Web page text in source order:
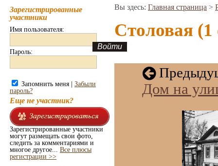
Зарегистрированные
участники
Имя пользователя:
Пароль:
Запомнить меня | Забыли
пароль?
Еще не участник?
Зарегистрированные участники
могут размещать свои фото,
следить за комментариями и
многое другое... Все плюсы
регистрации >>
Вы здесь: Главная страница >
Столовая (1
Дом на